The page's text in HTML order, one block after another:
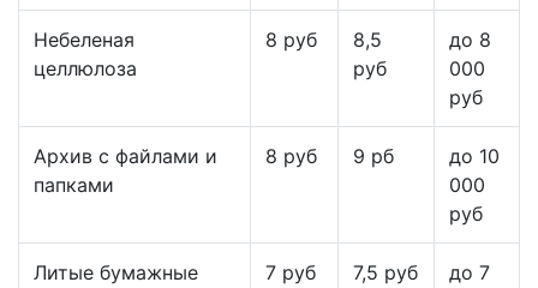
Небеленая
целлюлоза
8 руб
8,5
руб
до 8
000
руб
Архив с файлами и
папками
8 руб 9 рб
до 10
000
руб
Литые бумажные
7 руб 7,5 руб
до 7